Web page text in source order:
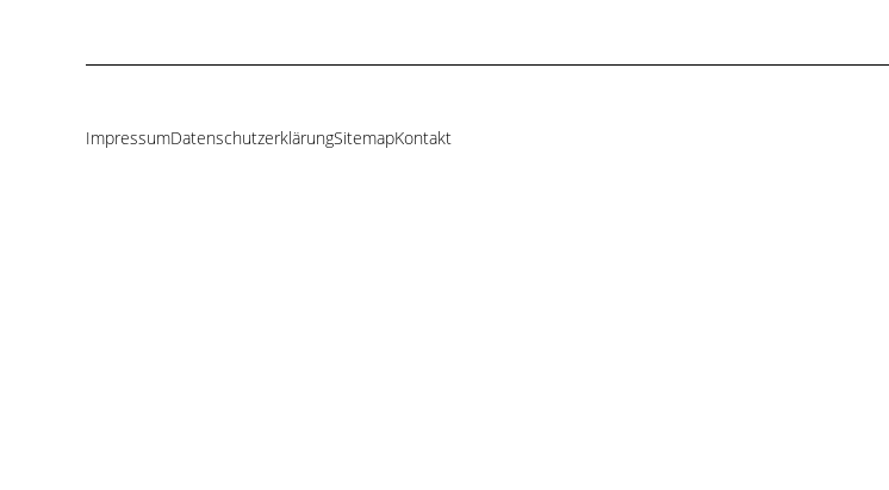
Navigation
ImpressumDatenschutzerklärungSitemapKontakt